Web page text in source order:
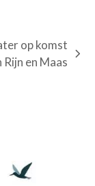
op komst
Rijn en Maas